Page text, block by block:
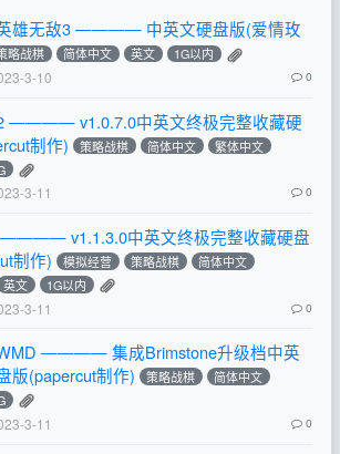
雄无敌3 ———— 中英文硬盘版(爱情玫
略战棋 简体中文 英文 1G以内
3-10 0
———— v1.0.7.0中英文终极完整收藏硬
制作)
策略战棋 简体中文
繁体中文
3-11 0
v1.1.3.0中英文终极完整收藏硬盘
制作)
模拟经营 策略战棋
简体中文
英文 1G以内
3-11 0
———— 集成Brimstone升级档中英
版(papercut制作)
策略战棋
简体中文
3-11 0